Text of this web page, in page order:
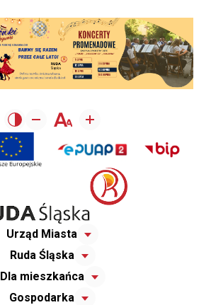
Urząd Miasta
Ruda Śląska
Dla mieszkańca
Gospodarka